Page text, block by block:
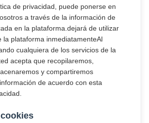
de privacidad, puede ponerse en
a través de la información de
en la plataforma.dejará de utilizar
la plataforma inmediatamenteAl
cualquiera de los servicios de la
acepta que recopilaremos,
y compartiremos
de acuerdo con esta